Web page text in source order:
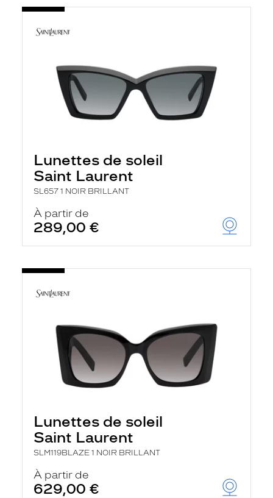
Lunettes de soleil
Saint Laurent
SL657 1 NOIR BRILLANT
À partir de
289,00 €
Lunettes de soleil
Saint Laurent
SLM119BLAZE 1 NOIR BRILLANT
À partir de
629,00 €